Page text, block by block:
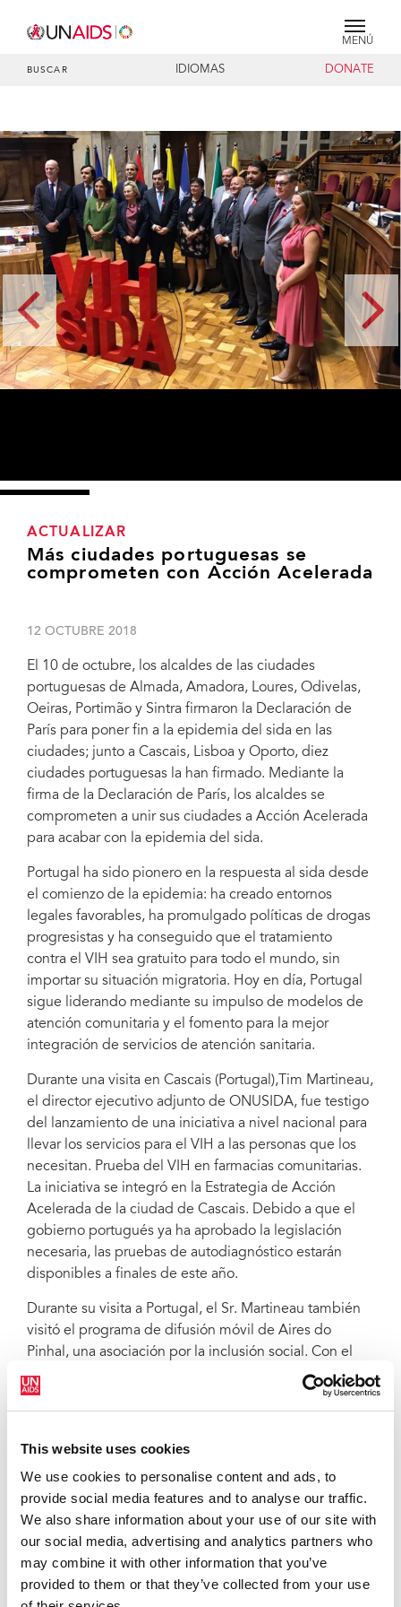
This website uses cookies
We use cookies to personalise content and ads, to
provide social media features and to analyse our traffic.
We also share information about your use of our site with
our social media, advertising and analytics partners who
may combine it with other information that you’ve
provided to them or that they’ve collected from your use
MENÚ
BUSCAR IDIOMAS DONATE
ACTUALIZAR
Más ciudades portuguesas se
comprometen con Acción Acelerada
12 OCTUBRE 2018
El 10 de octubre, los alcaldes de las ciudades
portuguesas de Almada, Amadora, Loures, Odivelas,
Oeiras, Portimão y Sintra firmaron la Declaración de
París para poner fin a la epidemia del sida en las
ciudades; junto a Cascais, Lisboa y Oporto, diez
ciudades portuguesas la han firmado. Mediante la
firma de la Declaración de París, los alcaldes se
comprometen a unir sus ciudades a Acción Acelerada
para acabar con la epidemia del sida.
Portugal ha sido pionero en la respuesta al sida desde
el comienzo de la epidemia: ha creado entornos
legales favorables, ha promulgado políticas de drogas
progresistas y ha conseguido que el tratamiento
contra el VIH sea gratuito para todo el mundo, sin
importar su situación migratoria. Hoy en día, Portugal
sigue liderando mediante su impulso de modelos de
atención comunitaria y el fomento para la mejor
integración de servicios de atención sanitaria.
Durante una visita en Cascais (Portugal),Tim Martineau,
el director ejecutivo adjunto de ONUSIDA, fue testigo
del lanzamiento de una iniciativa a nivel nacional para
llevar los servicios para el VIH a las personas que los
necesitan. Prueba del VIH en farmacias comunitarias.
La iniciativa se integró en la Estrategia de Acción
Acelerada de la ciudad de Cascais. Debido a que el
gobierno portugués ya ha aprobado la legislación
necesaria, las pruebas de autodiagnóstico estarán
disponibles a finales de este año.
Durante su visita a Portugal, el Sr. Martineau también
visitó el programa de difusión móvil de Aires do
Pinhal, una asociación por la inclusión social. Con el
respaldo del Ministerio de Sanidad, desde 1986 el
programa ha facilitado paliación de daños y servicios
a nadie por su nacionalidad, incluidos los migrantes
indocumentados. Entre los servicios se incluyen
métodos de detección y tratamiento del VIH, de
hepatitis C, tuberculosis y sífilis, y también el
suministro de metadona, recambios de jeringuillas y
preservativos.